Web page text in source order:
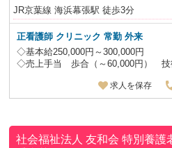
JR京葉線 海浜幕張駅 徒歩3分
正看護師 クリニック 常勤 外来
◇基本給250,000円～300,000円
◇売上手当 歩合（～60,000円） 技
求人を保存
社会福祉法人 友和会特別養護